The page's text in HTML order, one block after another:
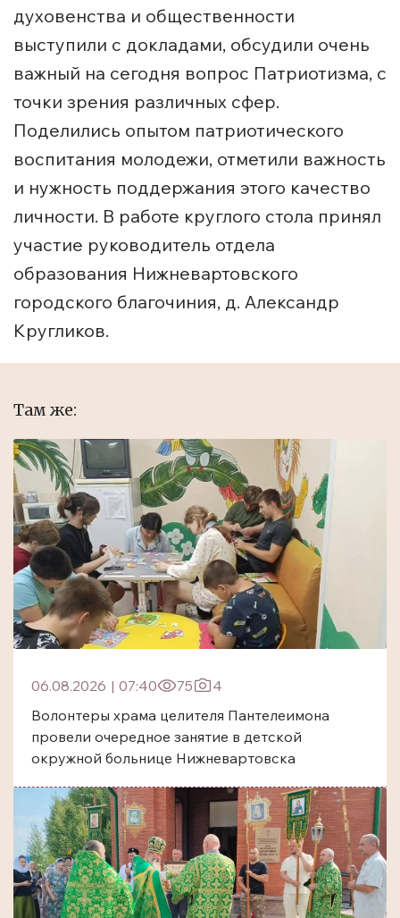
духовенства и общественности
выступили с докладами, обсудили очень
важный на сегодня вопрос Патриотизма, с
точки зрения различных сфер.
Поделились опытом патриотического
воспитания молодежи, отметили важность
и нужность поддержания этого качество
личности. В работе круглого стола принял
участие руководитель отдела
образования Нижневартовского
городского благочиния, д. Александр
Кругликов.
Там же:
06.08.2026 | 07:40 75
4
Волонтеры храма целителя Пантелеимона
провели очередное занятие в детской
окружной больнице Нижневартовска